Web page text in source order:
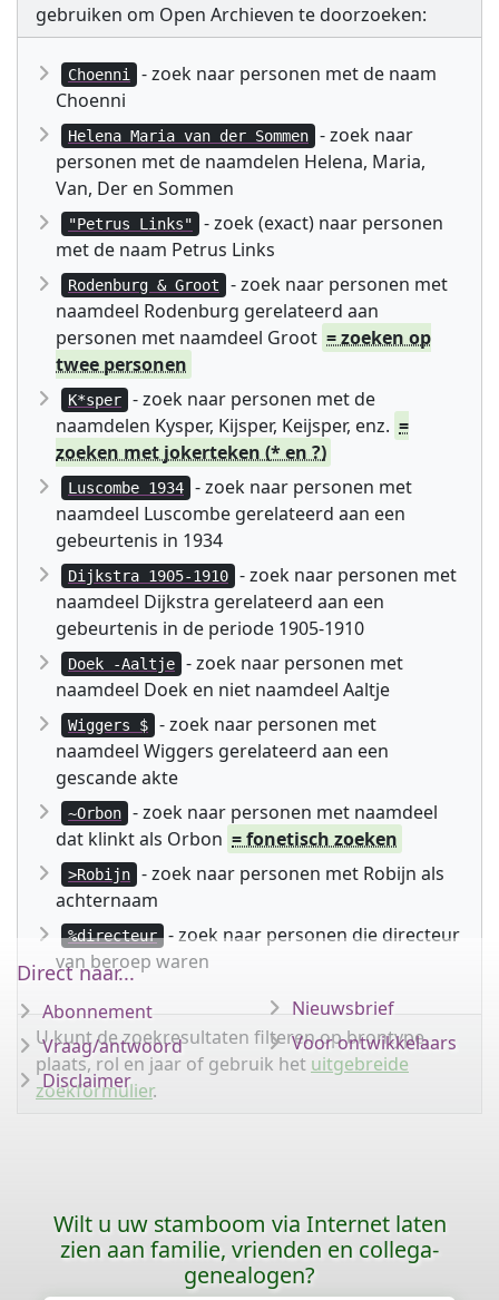
gebruiken om Open Archieven te doorzoeken:
Choenni
- zoek naar personen met de naam
Choenni
Helena Maria van der Sommen
- zoek naar
personen met de naamdelen Helena, Maria,
Van, Der en Sommen
"Petrus Links"
- zoek (exact) naar personen
met de naam Petrus Links
Rodenburg & Groot
- zoek naar personen met
naamdeel Rodenburg gerelateerd aan
personen met naamdeel Groot = zoeken op
twee personen
K*sper
- zoek naar personen met de
naamdelen Kysper, Kijsper, Keijsper, enz. =
zoeken met jokerteken (* en ?)
Luscombe 1934
- zoek naar personen met
naamdeel Luscombe gerelateerd aan een
gebeurtenis in 1934
Dijkstra 1905-1910
- zoek naar personen met
naamdeel Dijkstra gerelateerd aan een
gebeurtenis in de periode 1905-1910
Doek -Aaltje
- zoek naar personen met
naamdeel Doek en niet naamdeel Aaltje
Wiggers $
- zoek naar personen met
naamdeel Wiggers gerelateerd aan een
gescande akte
~Orbon
- zoek naar personen met naamdeel
dat klinkt als Orbon = fonetisch zoeken
>Robijn
- zoek naar personen met Robijn als
achternaam
%directeur
- zoek naar personen die directeur
van beroep waren
U kunt de zoekresultaten filteren op brontype,
plaats, rol en jaar of gebruik het uitgebreide
zoekformulier.
Direct naar...
Abonnement
Vraag/antwoord
Disclaimer
Nieuwsbrief
Voor ontwikkelaars
Wilt u uw stamboom via Internet laten
zien aan familie, vrienden en collega-
genealogen?